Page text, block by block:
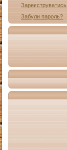
Зареєструватись
Забули пароль?